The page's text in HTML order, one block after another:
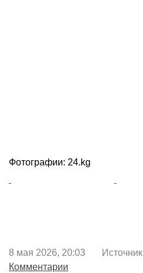
Фотографии: 24.kg
8 мая 2026, 20:03 Источник
Комментарии